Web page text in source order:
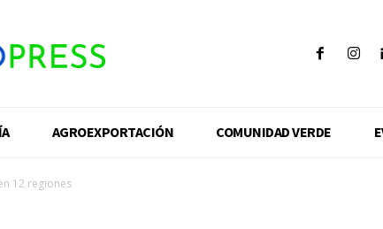
AGROEXPORTACIÓN COMUNIDAD VERDE
12 regiones